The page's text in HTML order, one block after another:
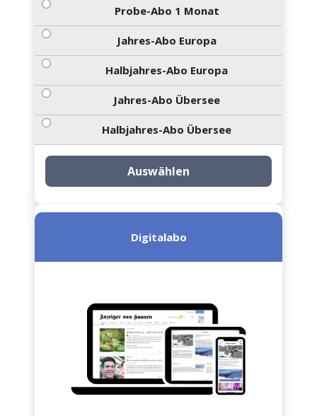
Probe-Abo 1 Monat
Jahres-Abo Europa
Halbjahres-Abo Europa
Jahres-Abo Übersee
Halbjahres-Abo Übersee
Auswählen
Digitalabo